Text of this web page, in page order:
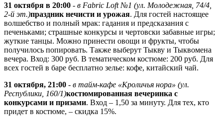
31 октября в 20:00 - в Fabric Loft №1 (ул. Молодежная, 74/4,
2-й эт.)праздник нечисти и урожая. Для гостей настоящее
волшебство и полный мрак: гадания и предсказания с
печеньками; страшные конкурсы и чертовски забавные игры;
жуткие танцы. Можно принести овощи и фрукты, чтобы
получилось попировать. Также выберут Тыкву и Тыквомена
вечера. Вход: 300 руб. В тематическом костюме: 200 руб. Для
всех гостей в баре бесплатно зелье: кофе, китайский чай.
31 октября, 21:00 - в тайм-кафе «Кроличья нора» (ул.
Республики, 160/1)костюмированная вечеринка с
конкурсами и призами. Вход – 1,50 за минуту. Для тех, кто
придет в костюме, – скидка 15%.